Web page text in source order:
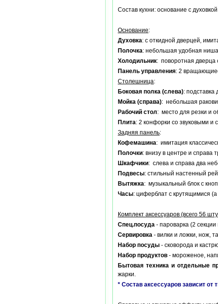
Состав кухни: основание с
Основание:
Духовка: с откидной дверцей,
Полочка: небольшая удобная ниша
Холодильник: поворотная дверца
Панель управления: 2
Столешница:
Боковая полка (слева): подставка
Мойка (справа): небольшая
Рабочий стол: место для резки и
Плита: 2 конфорки со звуковыми
Задняя панель:
Кофемашина: имитация
Полочки: внизу в центре и справа
Шкафчики: слева и справа два
Подвесы: стильный настенный
Вытяжка: музыкальный блок с
Часы: циферблат с крутящимися
Комплект аксессуаров (всего 56
Спец.посуда - пароварка (2
Сервировка - вилки и ложки, нож,
Набор посуды - сковорода и
Набор продуктов - мороженое,
Бытовая техника и отдельные
жарки.
* Состав аксессуаров зависит от